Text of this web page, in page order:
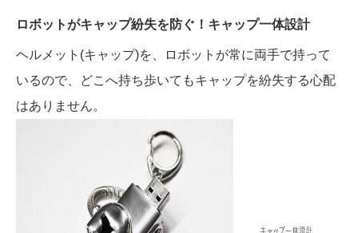
ロボットがキャップ紛失を防ぐ！キャップ一体設計
ヘルメット(キャップ)を、ロボットが常に両手で持って
いるので、どこへ持ち歩いてもキャップを紛失する心配
はありません。